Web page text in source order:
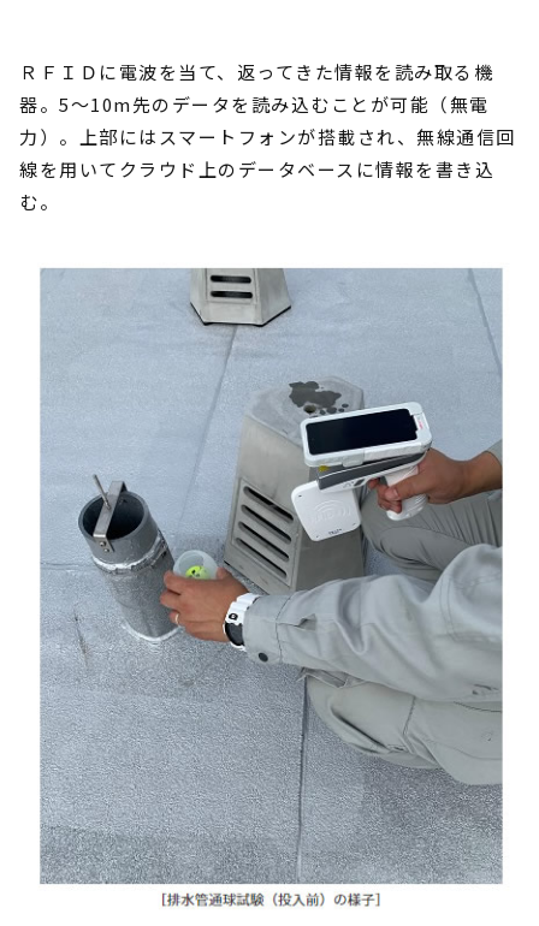
ＲＦＩＤに電波を当て、返ってきた情報を読み取る機
器。5～10m先のデータを読み込むことが可能（無電
力）。上部にはスマートフォンが搭載され、無線通信回
線を用いてクラウド上のデータベースに情報を書き込
む。